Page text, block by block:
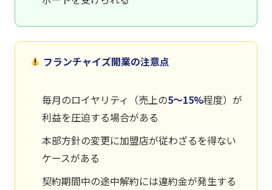
フランチャイズ開業の注意点
毎月のロイヤリティ（売上の5〜15%程度）が
利益を圧迫する場合がある
本部方針の変更に加盟店が従わざるを得ない
ケースがある
契約期間中の途中解約には違約金が発生する